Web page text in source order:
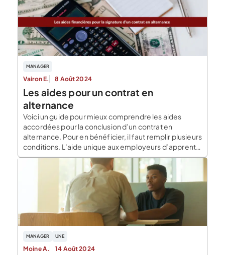
MANAGER
Vairon E. 8 Août 2024
Les aides pour un contrat en
alternance
Voici un guide pour mieux comprendre les aides
accordées pour la conclusion d’un contrat en
alternance. Pour en bénéficier, il faut remplir plusieurs
conditions. L’aide unique aux employeurs d’apprentis
Depuis le 1er janvier 2019, les entreprises qui recrutent
des apprentis peuvent bénéficier de l’aide unique.
Cette aide regroupe l’aide TPE jeunes apprentis, la
prime régionale […]
MANAGER UNE
Moine A. 14 Août 2024